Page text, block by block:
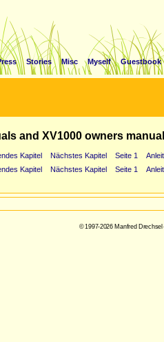
Stories Misc Myself Guestbook
and XV1000 owners manual
Kapitel Nächstes Kapitel Seite 1
Kapitel Nächstes Kapitel Seite 1
© 1997-2026 Manfred